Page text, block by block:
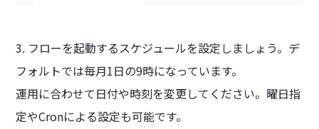
3. フローを起動するスケジュールを設定しましょう。デ
フォルトでは毎月1日の9時になっています。
運用に合わせて日付や時刻を変更してください。曜日指
定やCronによる設定も可能です。